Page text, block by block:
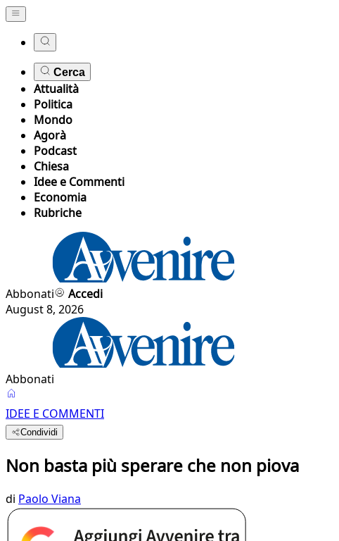
Cerca
Attualità
Politica
Mondo
Agorà
Podcast
Chiesa
Idee e Commenti
Economia
Rubriche
Abbonati
Accedi
August 8, 2026
Abbonati
IDEE E COMMENTI
Condividi
Non basta più sperare che non piova
di Paolo Viana